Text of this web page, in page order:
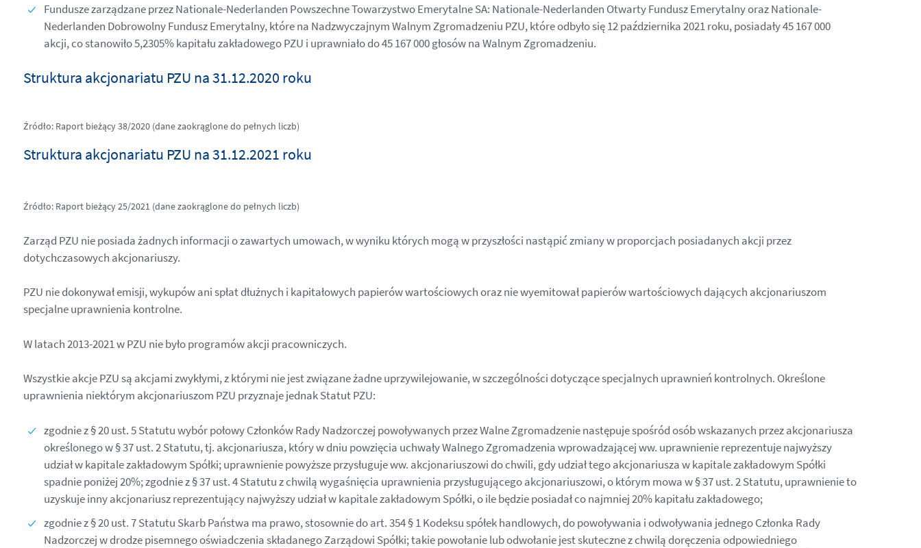
Fundusze zarządzane przez Nationale-Nederlanden Powszechne Towarzystwo Emerytalne SA: Nationale-Nederlanden Otwarty Fundusz Emerytalny oraz Nationale-
Nederlanden Dobrowolny Fundusz Emerytalny, które na Nadzwyczajnym Walnym Zgromadzeniu PZU, które odbyło się 12 października 2021 roku, posiadały 45 167 000
akcji, co stanowiło 5,2305% kapitału zakładowego PZU i uprawniało do 45 167 000 głosów na Walnym Zgromadzeniu.
Struktura akcjonariatu PZU na 31.12.2020 roku
Źródło: Raport bieżący 38/2020 (dane zaokrąglone do pełnych liczb)
Struktura akcjonariatu PZU na 31.12.2021 roku
Źródło: Raport bieżący 25/2021 (dane zaokrąglone do pełnych liczb)
Zarząd PZU nie posiada żadnych informacji o zawartych umowach, w wyniku których mogą w przyszłości nastąpić zmiany w proporcjach posiadanych akcji przez
dotychczasowych akcjonariuszy.
PZU nie dokonywał emisji, wykupów ani spłat dłużnych i kapitałowych papierów wartościowych oraz nie wyemitował papierów wartościowych dających akcjonariuszom
specjalne uprawnienia kontrolne.
W latach 2013-2021 w PZU nie było programów akcji pracowniczych.
Wszystkie akcje PZU są akcjami zwykłymi, z którymi nie jest związane żadne uprzywilejowanie, w szczególności dotyczące specjalnych uprawnień kontrolnych. Określone
uprawnienia niektórym akcjonariuszom PZU przyznaje jednak Statut PZU:
zgodnie z § 20 ust. 5 Statutu wybór połowy Członków Rady Nadzorczej powoływanych przez Walne Zgromadzenie następuje spośród osób wskazanych przez akcjonariusza
określonego w § 37 ust. 2 Statutu, tj. akcjonariusza, który w dniu powzięcia uchwały Walnego Zgromadzenia wprowadzającej ww. uprawnienie reprezentuje najwyższy
udział w kapitale zakładowym Spółki; uprawnienie powyższe przysługuje ww. akcjonariuszowi do chwili, gdy udział tego akcjonariusza w kapitale zakładowym Spółki
spadnie poniżej 20%; zgodnie z § 37 ust. 4 Statutu z chwilą wygaśnięcia uprawnienia przysługującego akcjonariuszowi, o którym mowa w § 37 ust. 2 Statutu, uprawnienie to
uzyskuje inny akcjonariusz reprezentujący najwyższy udział w kapitale zakładowym Spółki, o ile będzie posiadał co najmniej 20% kapitału zakładowego;
zgodnie z § 20 ust. 7 Statutu Skarb Państwa ma prawo, stosownie do art. 354 § 1 Kodeksu spółek handlowych, do powoływania i odwoływania jednego Członka Rady
Nadzorczej w drodze pisemnego oświadczenia składanego Zarządowi Spółki; takie powołanie lub odwołanie jest skuteczne z chwilą doręczenia odpowiedniego